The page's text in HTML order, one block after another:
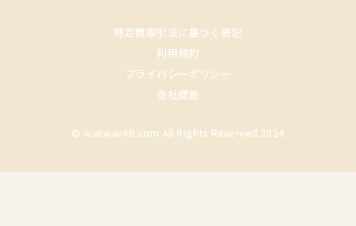
特定商取引法に基づく表記
利用規約
プライバシーポリシー
会社概要
© wanwankb.com All Rights Reserved 2024